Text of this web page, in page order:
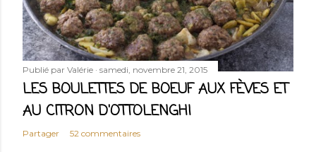
Publié par Valérie samedi, novembre 21, 2015
LES BOULETTES DE BOEUF AUX FÈVES ET
AU CITRON D'OTTOLENGHI
Partager 52 commentaires